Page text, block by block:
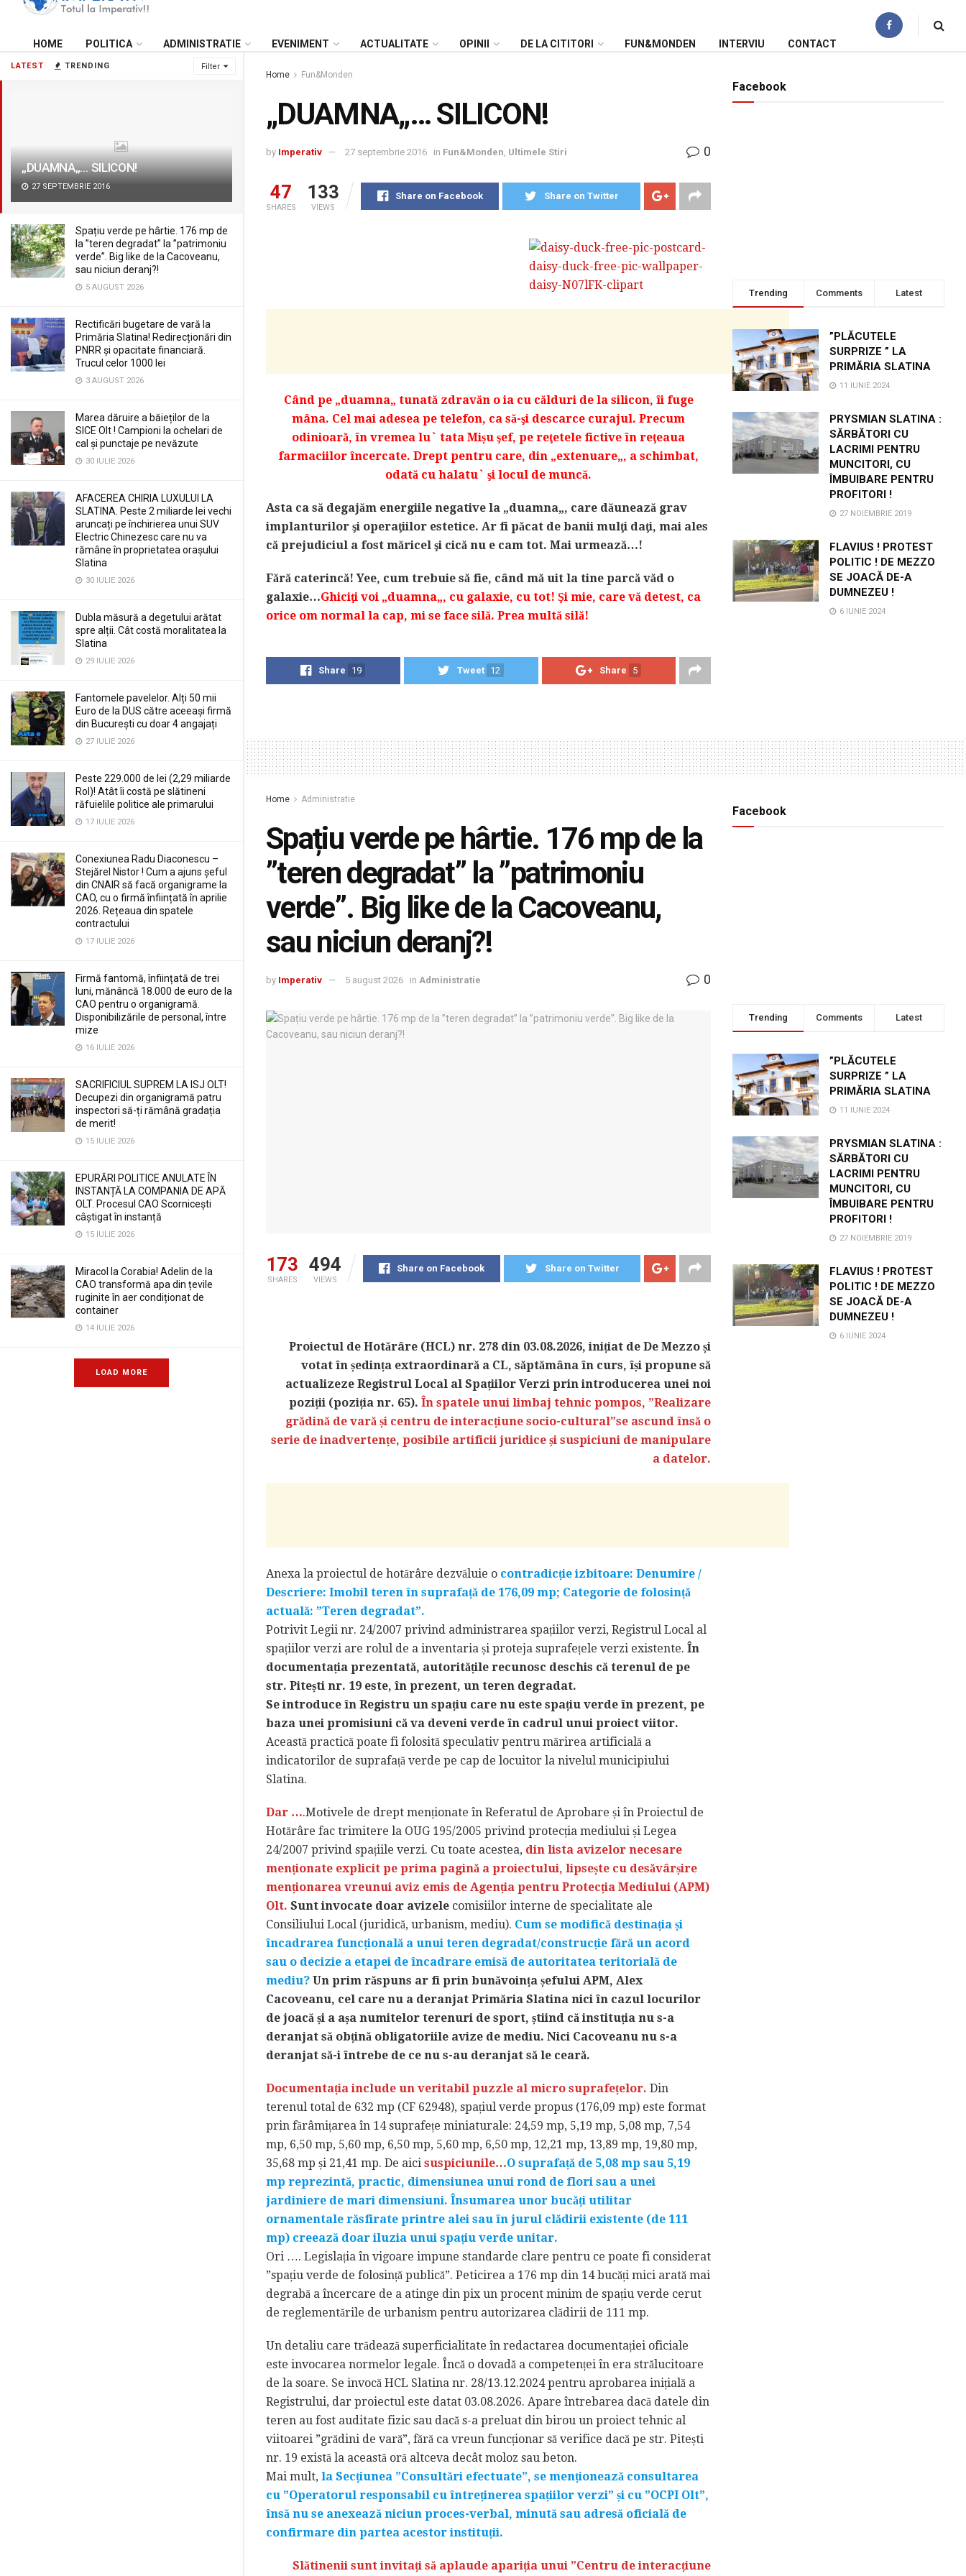
LATEST TRENDING Filter
„DUAMNA„… SILICON!
27 SEPTEMBRIE 2016
Spațiu verde pe hârtie. 176 mp de
la ”teren degradat” la ”patrimoniu
verde”. Big like de la Cacoveanu,
sau niciun deranj?!
5 AUGUST 2026
Rectificări bugetare de vară la
Primăria Slatina! Redirecționări din
PNRR și opacitate financiară.
Trucul celor 1000 lei
3 AUGUST 2026
Marea dăruire a băieților de la
SICE Olt ! Campioni la ochelari de
cal și punctaje pe nevăzute
30 IULIE 2026
AFACEREA CHIRIA LUXULUI LA
SLATINA. Peste 2 miliarde lei vechi
aruncați pe închirierea unui SUV
Electric Chinezesc care nu va
rămâne în proprietatea orașului
Slatina
30 IULIE 2026
Dubla măsură a degetului arătat
spre alții. Cât costă moralitatea la
Slatina
29 IULIE 2026
Fantomele pavelelor. Alți 50 mii
Euro de la DUS către aceeași firmă
din București cu doar 4 angajați
27 IULIE 2026
Peste 229.000 de lei (2,29 miliarde
Rol)! Atât îi costă pe slătineni
răfuielile politice ale primarului
17 IULIE 2026
Conexiunea Radu Diaconescu –
Stejărel Nistor ! Cum a ajuns șeful
din CNAIR să facă organigrame la
CAO, cu o firmă înființată în aprilie
2026. Rețeaua din spatele
contractului
17 IULIE 2026
Firmă fantomă, înființată de trei
luni, mănâncă 18.000 de euro de la
CAO pentru o organigramă.
Disponibilizările de personal, între
mize
16 IULIE 2026
SACRIFICIUL SUPREM LA ISJ OLT!
Decupezi din organigramă patru
inspectori să-ți rămână gradația
de merit!
15 IULIE 2026
EPURĂRI POLITICE ANULATE ÎN
INSTANȚĂ LA COMPANIA DE APĂ
OLT. Procesul CAO Scornicești
câștigat în instanță
15 IULIE 2026
Miracol la Corabia! Adelin de la
CAO transformă apa din țevile
ruginite în aer condiționat de
container
14 IULIE 2026
LOAD MORE
HOME POLITICA ADMINISTRATIE EVENIMENT ACTUALITATE OPINII DE LA CITITORI FUN&MONDEN INTERVIU CONTACT
Home Fun&Monden
„DUAMNA„… SILICON!
by Imperativ 27 septembrie 2016 in Fun&Monden Ultimele Stiri 0
47
SHARES
133
VIEWS
Share on Facebook Share on Twitter
Când pe „duamna„ tunată zdravăn o ia cu călduri de la silicon, îi fuge
mâna. Cel mai adesea pe telefon, ca să-şi descarce curajul. Precum
odinioară, în vremea lu` tata Mișu şef, pe reţetele fictive în reţeaua
farmaciilor încercate. Drept pentru care, din „extenuare„, a schimbat,
odată cu halatu` şi locul de muncă.
Asta ca să degajăm energiile negative la „duamna„, care dăunează grav
implanturilor şi operaţiilor estetice. Ar fi păcat de banii mulţi daţi, mai ales
că prejudiciul a fost măricel şi cică nu e cam tot. Mai urmează…!
Fără caterincă! Yee, cum trebuie să fie, când mă uit la tine parcă văd o
galaxie…Ghiciţi voi „duamna„, cu galaxie, cu tot! Şi mie, care vă detest, ca
orice om normal la cap, mi se face silă. Prea multă silă!
Share 19 Tweet 12 Share 5
Facebook
Trending Comments Latest
”PLĂCUTELE
SURPRIZE ” LA
PRIMĂRIA SLATINA
11 IUNIE 2024
PRYSMIAN SLATINA :
SĂRBĂTORI CU
LACRIMI PENTRU
MUNCITORI, CU
ÎMBUIBARE PENTRU
PROFITORI !
27 NOIEMBRIE 2019
FLAVIUS ! PROTEST
POLITIC ! DE MEZZO
SE JOACĂ DE-A
DUMNEZEU !
6 IUNIE 2024
Home Administratie
Spațiu verde pe hârtie. 176 mp de la
”teren degradat” la ”patrimoniu
verde”. Big like de la Cacoveanu,
sau niciun deranj?!
by Imperativ 5 august 2026 in Administratie 0
173
SHARES
494
VIEWS
Share on Facebook Share on Twitter
Proiectul de Hotărâre (HCL) nr. 278 din 03.08.2026, inițiat de De Mezzo și
votat în ședința extraordinară a CL, săptămâna în curs, își propune să
actualizeze Registrul Local al Spațiilor Verzi prin introducerea unei noi
poziții (poziția nr. 65).În spatele unui limbaj tehnic pompos, ”Realizare
grădină de vară și centru de interacțiune socio-cultural”se ascund însă o
serie de inadvertențe, posibile artificii juridice și suspiciuni de manipulare
a datelor.
Anexa la proiectul de hotărâre dezvăluie o contradicție izbitoare: Denumire /
Descriere: Imobil teren în suprafață de 176,09 mp; Categorie de folosință
actuală: ”Teren degradat”.
Potrivit Legii nr. 24/2007 privind administrarea spațiilor verzi, Registrul Local al
spațiilor verzi are rolul de a inventaria și proteja suprafețele verzi existente. În
documentația prezentată, autoritățile recunosc deschis că terenul de pe
str. Pitești nr. 19 este, în prezent, un teren degradat.
Se introduce în Registru un spațiu care nu este spațiu verde în prezent, pe
baza unei promisiuni că va deveni verde în cadrul unui proiect viitor.
Această practică poate fi folosită speculativ pentru mărirea artificială a
indicatorilor de suprafață verde pe cap de locuitor la nivelul municipiului
Slatina.
Dar ….Motivele de drept menționate în Referatul de Aprobare și în Proiectul de
Hotărâre fac trimitere la OUG 195/2005 privind protecția mediului și Legea
24/2007 privind spațiile verzi. Cu toate acestea, din lista avizelor necesare
menționate explicit pe prima pagină a proiectului, lipsește cu desăvârșire
menționarea vreunui aviz emis de Agenția pentru Protecția Mediului (APM)
Olt. Sunt invocate doar avizele comisiilor interne de specialitate ale
Consiliului Local (juridică, urbanism, mediu). Cum se modifică destinația și
încadrarea funcțională a unui teren degradat/construcție fără un acord
sau o decizie a etapei de încadrare emisă de autoritatea teritorială de
mediu? Un prim răspuns ar fi prin bunăvoința șefului APM, Alex
Cacoveanu, cel care nu a deranjat Primăria Slatina nici în cazul locurilor
de joacă și a așa numitelor terenuri de sport, știind că instituția nu s-a
deranjat să obțină obligatoriile avize de mediu. Nici Cacoveanu nu s-a
deranjat să-i întrebe de ce nu s-au deranjat să le ceară.
Documentația include un veritabil puzzle al micro suprafețelor. Din
terenul total de 632 mp (CF 62948), spațiul verde propus (176,09 mp) este format
prin fărâmițarea în 14 suprafețe miniaturale: 24,59 mp, 5,19 mp, 5,08 mp, 7,54
mp, 6,50 mp, 5,60 mp, 6,50 mp, 5,60 mp, 6,50 mp, 12,21 mp, 13,89 mp, 19,80 mp,
35,68 mp și 21,41 mp. De aici suspiciunile…O suprafață de 5,08 mp sau 5,19
mp reprezintă, practic, dimensiunea unui rond de flori sau a unei
jardiniere de mari dimensiuni. Însumarea unor bucăți utilitar
ornamentale răsfirate printre alei sau în jurul clădirii existente (de 111
mp) creează doar iluzia unui spațiu verde unitar.
Ori …. Legislația în vigoare impune standarde clare pentru ce poate fi considerat
”spațiu verde de folosință publică”. Peticirea a 176 mp din 14 bucăți mici arată mai
degrabă a încercare de a atinge din pix un procent minim de spațiu verde cerut
de reglementările de urbanism pentru autorizarea clădirii de 111 mp.
Un detaliu care trădează superficialitate în redactarea documentației oficiale
este invocarea normelor legale. Încă o dovadă a competenței în era strălucitoare
de la soare. Se invocă HCL Slatina nr. 28/13.12.2024 pentru aprobarea inițială a
Registrului, dar proiectul este datat 03.08.2026. Apare întrebarea dacă datele din
teren au fost auditate fizic sau dacă s-a preluat din birou un proiect tehnic al
viitoarei ”grădini de vară”, fără ca vreun funcționar să verifice dacă pe str. Pitești
nr. 19 există la această oră altceva decât moloz sau beton.
Mai mult, la Secțiunea ”Consultări efectuate”, se menționează consultarea
cu ”Operatorul responsabil cu întreținerea spațiilor verzi” și cu ”OCPI Olt”,
însă nu se anexează niciun proces-verbal, minută sau adresă oficială de
confirmare din partea acestor instituții.
Slătinenii sunt invitați să aplaude apariția unui ”Centru de interacțiune
Facebook
Trending Comments Latest
”PLĂCUTELE
SURPRIZE ” LA
PRIMĂRIA SLATINA
11 IUNIE 2024
PRYSMIAN SLATINA :
SĂRBĂTORI CU
LACRIMI PENTRU
MUNCITORI, CU
ÎMBUIBARE PENTRU
PROFITORI !
27 NOIEMBRIE 2019
FLAVIUS ! PROTEST
POLITIC ! DE MEZZO
SE JOACĂ DE-A
DUMNEZEU !
6 IUNIE 2024